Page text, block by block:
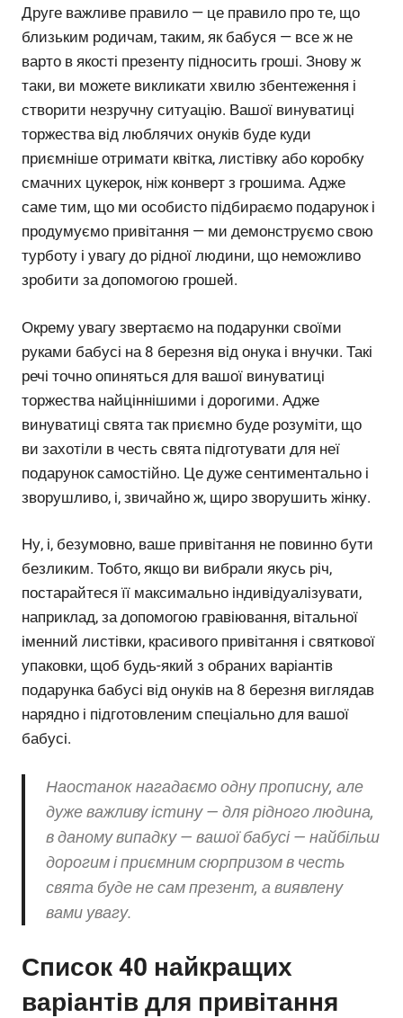
Друге важливе правило — це правило про те, що
близьким родичам, таким, як бабуся — все ж не
варто в якості презенту підносить гроші. Знову ж
таки, ви можете викликати хвилю збентеження і
створити незручну ситуацію. Вашої винуватиці
торжества від люблячих онуків буде куди
приємніше отримати квітка, листівку або коробку
смачних цукерок, ніж конверт з грошима. Адже
саме тим, що ми особисто підбираємо подарунок і
продумуємо привітання — ми демонструємо свою
турботу і увагу до рідної людини, що неможливо
зробити за допомогою грошей.
Окрему увагу звертаємо на подарунки своїми
руками бабусі на 8 березня від онука і внучки. Такі
речі точно опиняться для вашої винуватиці
торжества найціннішими і дорогими. Адже
винуватиці свята так приємно буде розуміти, що
ви захотіли в честь свята підготувати для неї
подарунок самостійно. Це дуже сентиментально і
зворушливо, і, звичайно ж, щиро зворушить жінку.
Ну, і, безумовно, ваше привітання не повинно бути
безликим. Тобто, якщо ви вибрали якусь річ,
постарайтеся її максимально індивідуалізувати,
наприклад, за допомогою гравіювання, вітальної
іменний листівки, красивого привітання і святкової
упаковки, щоб будь-який з обраних варіантів
подарунка бабусі від онуків на 8 березня виглядав
нарядно і підготовленим спеціально для вашої
бабусі.
Наостанок нагадаємо одну прописну, але
дуже важливу істину — для рідного людина,
в даному випадку — вашої бабусі — найбільш
дорогим і приємним сюрпризом в честь
свята буде не сам презент, а виявлену
вами увагу.
Список 40 найкращих
варіантів для привітання